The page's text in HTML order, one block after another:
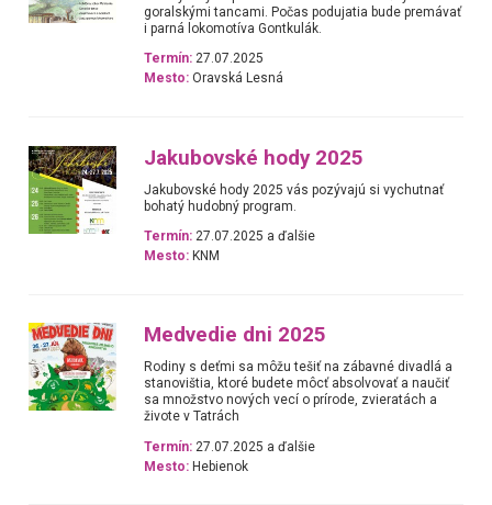
goralskými tancami. Počas podujatia bude premávať
i parná lokomotíva Gontkulák.
Termín: 27.07.2025
Mesto: Oravská Lesná
Jakubovské hody 2025
Jakubovské hody 2025 vás pozývajú si vychutnať
bohatý hudobný program.
Termín: 27.07.2025 a ďalšie
Mesto: KNM
Medvedie dni 2025
Rodiny s deťmi sa môžu tešiť na zábavné divadlá a
stanovištia, ktoré budete môcť absolvovať a naučiť
sa množstvo nových vecí o prírode, zvieratách a
živote v Tatrách
Termín: 27.07.2025 a ďalšie
Mesto: Hebienok